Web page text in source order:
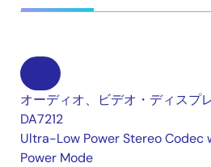
オーディオ、ビデオ・ディスプ
DA7212
Ultra-Low Power Stereo
Power Mode